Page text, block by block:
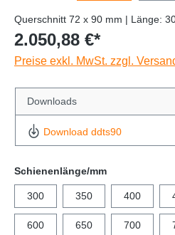
Querschnitt 72 x 90 mm | Länge:
2.050,88 €*
Preise exkl. MwSt. zzgl.
Downloads
Download ddts90
Schienenlänge/mm
300 350 400
600 650 700